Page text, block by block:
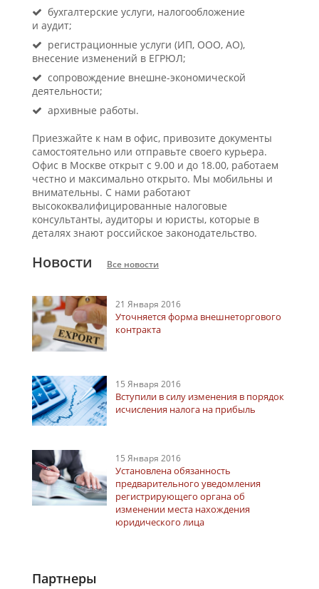
бухгалтерские услуги, налогообложение
и аудит;
регистрационные услуги (ИП, ООО, АО),
внесение изменений в ЕГРЮЛ;
сопровождение внешне-экономической
деятельности;
архивные работы.
Приезжайте к нам в офис, привозите документы
самостоятельно или отправьте своего курьера.
Офис в Москве открыт с 9.00 и до 18.00, работаем
честно и максимально открыто. Мы мобильны и
внимательны. С нами работают
высококвалифицированные налоговые
консультанты, аудиторы и юристы, которые в
деталях знают российское законодательство.
Новости Все новости
21 Января 2016
Уточняется форма внешнеторгового
контракта
15 Января 2016
Вступили в силу изменения в порядок
исчисления налога на прибыль
15 Января 2016
Установлена обязанность
предварительного уведомления
регистрирующего органа об
изменении места нахождения
юридического лица
Партнеры